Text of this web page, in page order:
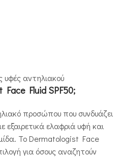
υφές αντηλιακού
Face Fluid SPF50;
προσώπου που συνδυάζει
ελαφριά υφή και
Το Dermatologist Face
για όσους αναζητούν